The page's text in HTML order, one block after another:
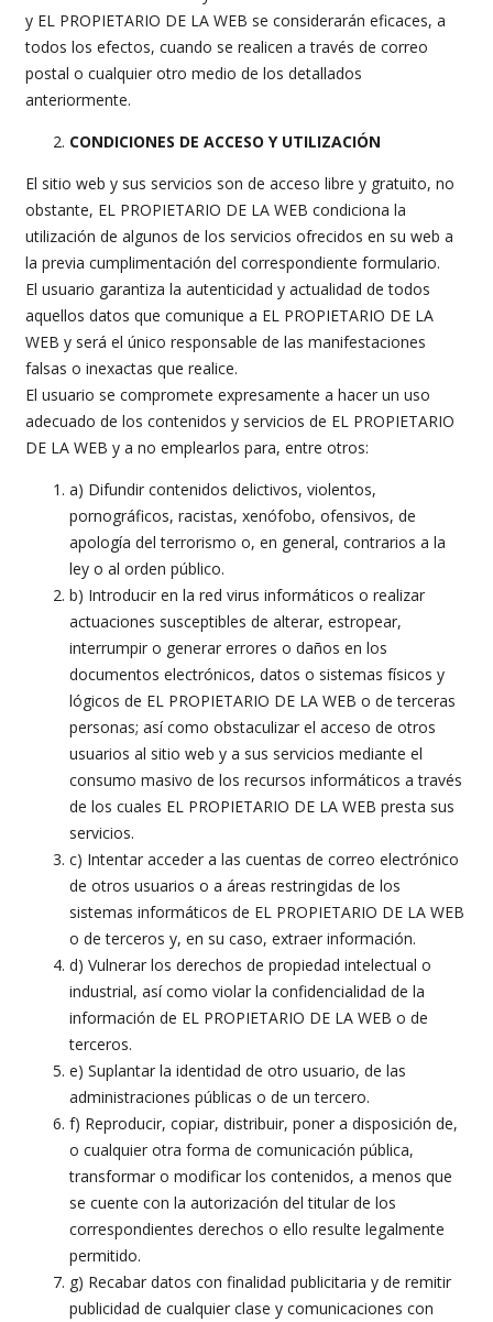
y EL PROPIETARIO DE LA WEB se considerarán eficaces, a
todos los efectos, cuando se realicen a través de correo
postal o cualquier otro medio de los detallados
anteriormente.
CONDICIONES DE ACCESO Y UTILIZACIÓN
El sitio web y sus servicios son de acceso libre y gratuito, no
obstante, EL PROPIETARIO DE LA WEB condiciona la
utilización de algunos de los servicios ofrecidos en su web a
la previa cumplimentación del correspondiente formulario.
El usuario garantiza la autenticidad y actualidad de todos
aquellos datos que comunique a EL PROPIETARIO DE LA
WEB y será el único responsable de las manifestaciones
falsas o inexactas que realice.
El usuario se compromete expresamente a hacer un uso
adecuado de los contenidos y servicios de EL PROPIETARIO
DE LA WEB y a no emplearlos para, entre otros:
a) Difundir contenidos delictivos, violentos,
pornográficos, racistas, xenófobo, ofensivos, de
apología del terrorismo o, en general, contrarios a la
ley o al orden público.
b) Introducir en la red virus informáticos o realizar
actuaciones susceptibles de alterar, estropear,
interrumpir o generar errores o daños en los
documentos electrónicos, datos o sistemas físicos y
lógicos de EL PROPIETARIO DE LA WEB o de terceras
personas; así como obstaculizar el acceso de otros
usuarios al sitio web y a sus servicios mediante el
consumo masivo de los recursos informáticos a través
de los cuales EL PROPIETARIO DE LA WEB presta sus
servicios.
c) Intentar acceder a las cuentas de correo electrónico
de otros usuarios o a áreas restringidas de los
sistemas informáticos de EL PROPIETARIO DE LA WEB
o de terceros y, en su caso, extraer información.
d) Vulnerar los derechos de propiedad intelectual o
industrial, así como violar la confidencialidad de la
información de EL PROPIETARIO DE LA WEB o de
terceros.
e) Suplantar la identidad de otro usuario, de las
administraciones públicas o de un tercero.
f) Reproducir, copiar, distribuir, poner a disposición de,
o cualquier otra forma de comunicación pública,
transformar o modificar los contenidos, a menos que
se cuente con la autorización del titular de los
correspondientes derechos o ello resulte legalmente
permitido.
g) Recabar datos con finalidad publicitaria y de remitir
publicidad de cualquier clase y comunicaciones con